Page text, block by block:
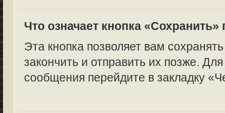
Что означает кнопка
Эта кнопка позволяет вам
закончить и отправить их позже.
сообщения перейдите в закладку